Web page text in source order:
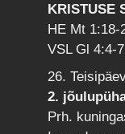
KRISTUSE
HE Mt 1:18-
VSL Gl 4:4-
26.
2.
Prh.